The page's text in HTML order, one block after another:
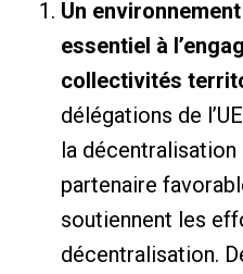
Un
essentiel à
collectivités
délégations de
la décentralisation
partenaire
soutiennent les
décentralisation.